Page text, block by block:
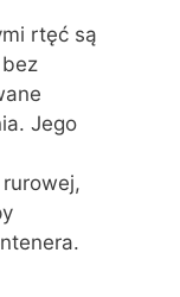
rtęć są
Jego